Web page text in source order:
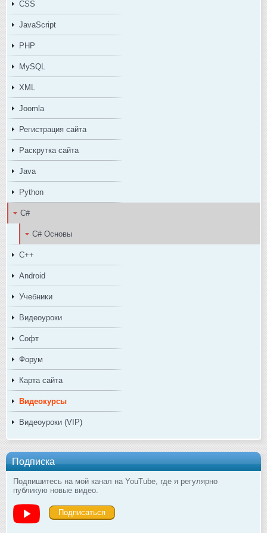
CSS
JavaScript
PHP
MySQL
XML
Joomla
Регистрация сайта
Раскрутка сайта
Java
Python
C#
C# Основы
C++
Android
Учебники
Видеоуроки
Софт
Форум
Карта сайта
Видеокурсы
Видеоуроки (VIP)
Подписка
Подпишитесь на мой канал на YouTube, где я регулярно
публикую новые видео.
Подписаться